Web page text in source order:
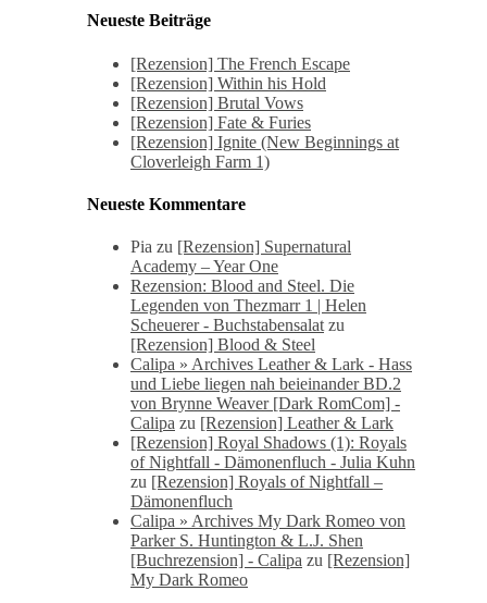
Neueste Beiträge
[Rezension] The French Escape
[Rezension] Within his Hold
[Rezension] Brutal Vows
[Rezension] Fate & Furies
[Rezension] Ignite (New Beginnings at
Cloverleigh Farm 1)
Neueste Kommentare
Pia zu [Rezension] Supernatural
Academy – Year One
Rezension: Blood and Steel. Die
Legenden von Thezmarr 1 | Helen
Scheuerer - Buchstabensalat zu
[Rezension] Blood & Steel
Calipa » Archives Leather & Lark - Hass
und Liebe liegen nah beieinander BD.2
von Brynne Weaver [Dark RomCom] -
Calipa zu [Rezension] Leather & Lark
[Rezension] Royal Shadows (1): Royals
of Nightfall - Dämonenfluch - Julia Kuhn
zu [Rezension] Royals of Nightfall –
Dämonenfluch
Calipa » Archives My Dark Romeo von
Parker S. Huntington & L.J. Shen
[Buchrezension] - Calipa zu [Rezension]
My Dark Romeo